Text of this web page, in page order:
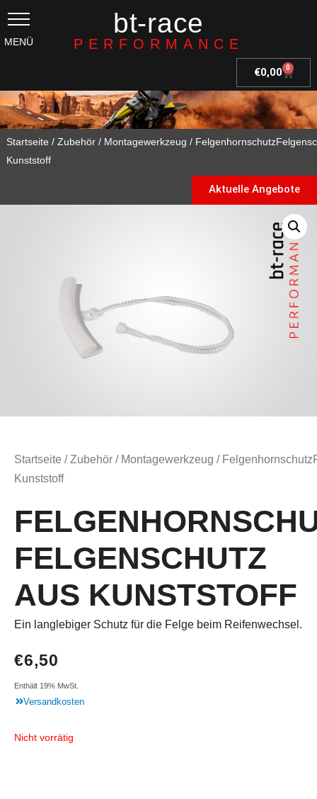
bt-race
PERFORMANCE
€0,00 0
Startseite / Zubehör/ Montagewerkzeug /
Kunststoff
Aktuelle Angebote
Startseite /Zubehör / Montagewerkzeug /
Kunststoff
FELGENSCHUTZ
AUS KUNSTSTOFF
Ein langlebiger Schutz für die Felge beim Reifenwechsel.
€6,50
Enthält 19% MwSt.
Versandkosten
Nicht vorrätig